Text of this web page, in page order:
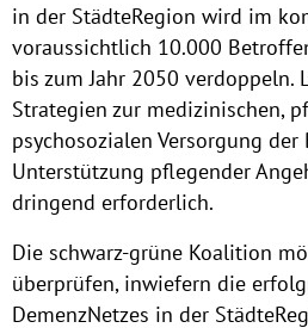
in der StädteRegion wird im
voraussichtlich 10.000
bis zum Jahr 2050
Strategien zur medizinischen,
psychosozialen Versorgung
Unterstützung pflegender
dringend erforderlich.
Die schwarz-grüne Koalition
überprüfen, inwiefern die
DemenzNetzes in der